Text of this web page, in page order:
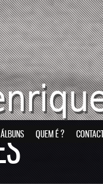
ÁLBUNS QUEM É ?